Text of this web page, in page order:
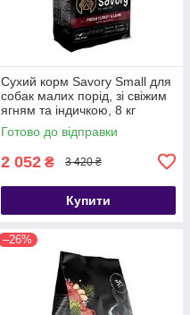
Сухий корм Savory Small для
собак малих порід, зі свіжим
ягням та індичкою, 8 кг
Готово до відправки
2 052 ₴ 3 420 ₴
Купити
–26%